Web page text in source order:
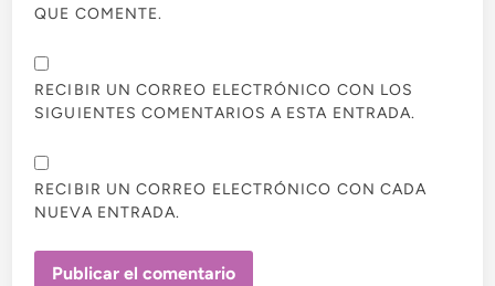
QUE COMENTE.
RECIBIR UN CORREO ELECTRÓNICO CON LOS
SIGUIENTES COMENTARIOS A ESTA ENTRADA.
RECIBIR UN CORREO ELECTRÓNICO CON CADA
NUEVA ENTRADA.